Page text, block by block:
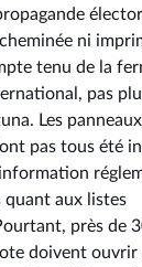
ni
tenu de la
pas
Les panneaux
pas tous été
quant aux listes
près de
doivent ouvrir